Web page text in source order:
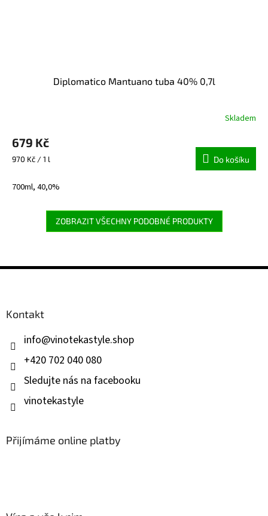
Diplomatico Mantuano tuba 40% 0,7l
Skladem
679 Kč
Měrná
970 Kč / 1 l Do košíku
700ml, 40,0%
ZOBRAZIT VŠECHNY PODOBNÉ PRODUKTY
Z
Kontakt
info@vinotekastyle.shop
+420 702 040 080
Sledujte nás na facebooku
vinotekastyle
Přijímáme online platby